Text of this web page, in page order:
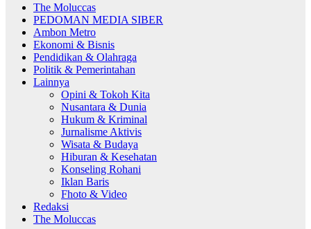
The Moluccas
PEDOMAN MEDIA SIBER
Ambon Metro
Ekonomi & Bisnis
Pendidikan & Olahraga
Politik & Pemerintahan
Lainnya
Opini & Tokoh Kita
Nusantara & Dunia
Hukum & Kriminal
Jurnalisme Aktivis
Wisata & Budaya
Hiburan & Kesehatan
Konseling Rohani
Iklan Baris
Fhoto & Video
Redaksi
The Moluccas